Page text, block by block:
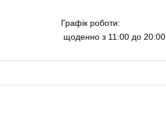
Графік роботи:
щоденно з 11:00 до 20:00